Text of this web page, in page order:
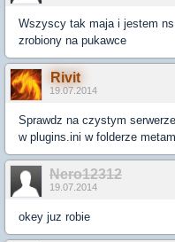
Wszyscy tak maja i jestem
zrobiony na pukawce
Rivit
19.07.2014
Sprawdz na czystym
w plugins.ini w folderze
Nero12312
19.07.2014
okey juz robie